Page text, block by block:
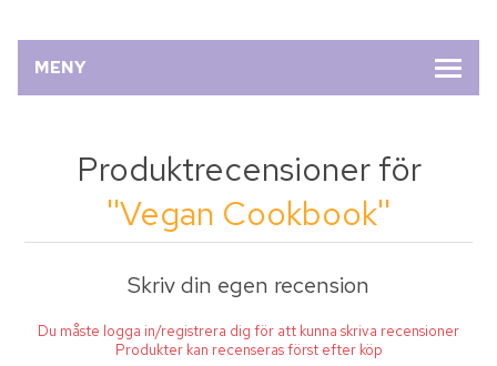
MENY
Produktrecensioner för
Vegan Cookbook
Skriv din egen recension
Du måste logga in/registrera dig för att kunna skriva recensioner
Produkter kan recenseras först efter köp